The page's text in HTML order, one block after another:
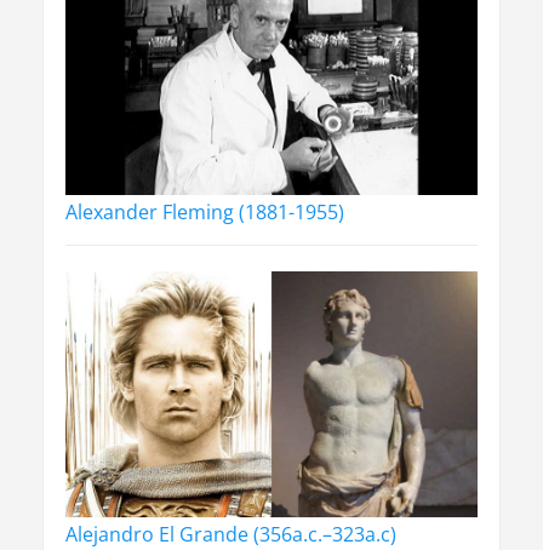
Alexander Fleming (1881-1955)
Alejandro El Grande (356a.c.–323a.c)